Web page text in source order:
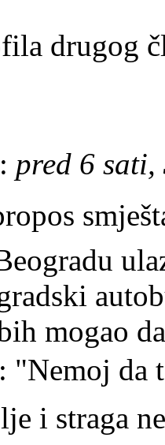
drugog
pred 6
mogao
"Nemoj da
i straga